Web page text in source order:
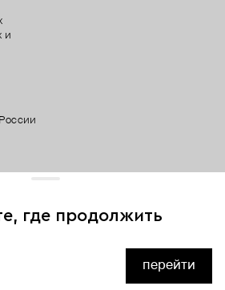
и
где продолжить
перейти
его использование,